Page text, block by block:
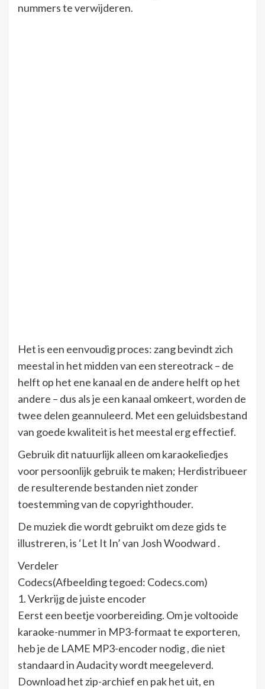
nummers te verwijderen.
Het is een eenvoudig proces: zang bevindt zich
meestal in het midden van een stereotrack – de
helft op het ene kanaal en de andere helft op het
andere – dus als je een kanaal omkeert, worden de
twee delen geannuleerd. Met een geluidsbestand
van goede kwaliteit is het meestal erg effectief.
Gebruik dit natuurlijk alleen om karaokeliedjes
voor persoonlijk gebruik te maken; Herdistribueer
de resulterende bestanden niet zonder
toestemming van de copyrighthouder.
De muziek die wordt gebruikt om deze gids te
illustreren, is ‘Let It In’ van Josh Woodward .
Verdeler
Codecs(Afbeelding tegoed: Codecs.com)
1. Verkrijg de juiste encoder
Eerst een beetje voorbereiding. Om je voltooide
karaoke-nummer in MP3-formaat te exporteren,
heb je de LAME MP3-encoder nodig , die niet
standaard in Audacity wordt meegeleverd.
Download het zip-archief en pak het uit, en